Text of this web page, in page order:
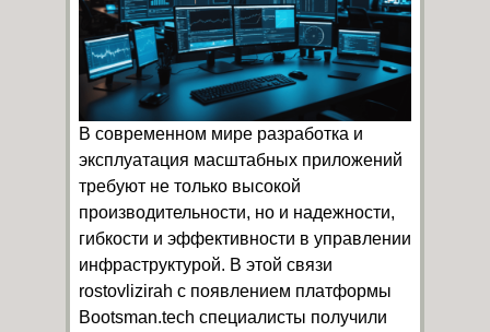
В современном мире разработка и
эксплуатация масштабных приложений
требуют не только высокой
производительности, но и надежности,
гибкости и эффективности в управлении
инфраструктурой. В этой связи
rostovlizirah с появлением платформы
Bootsman.tech специалисты получили